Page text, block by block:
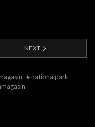
NEXT
#nationalpark